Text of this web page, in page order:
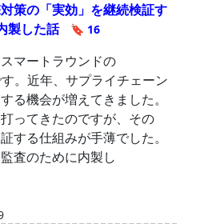
策の「実効」を継続検証す
製した話
🔖 16
マートラウンドの
。近年、サプライチェーン
る機会が増えてきました。
ってきたのですが、その
する仕組みが手薄でした。
査のために内製し